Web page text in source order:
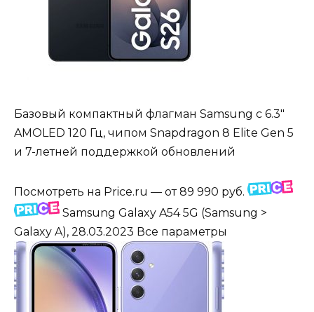
Базовый компактный флагман Samsung с 6.3″
AMOLED 120 Гц, чипом Snapdragon 8 Elite Gen 5
и 7-летней поддержкой обновлений
Посмотреть на Price.ru — от 89 990 руб.
Samsung Galaxy A54 5G (Samsung >
Galaxy A), 28.03.2023 Все параметры